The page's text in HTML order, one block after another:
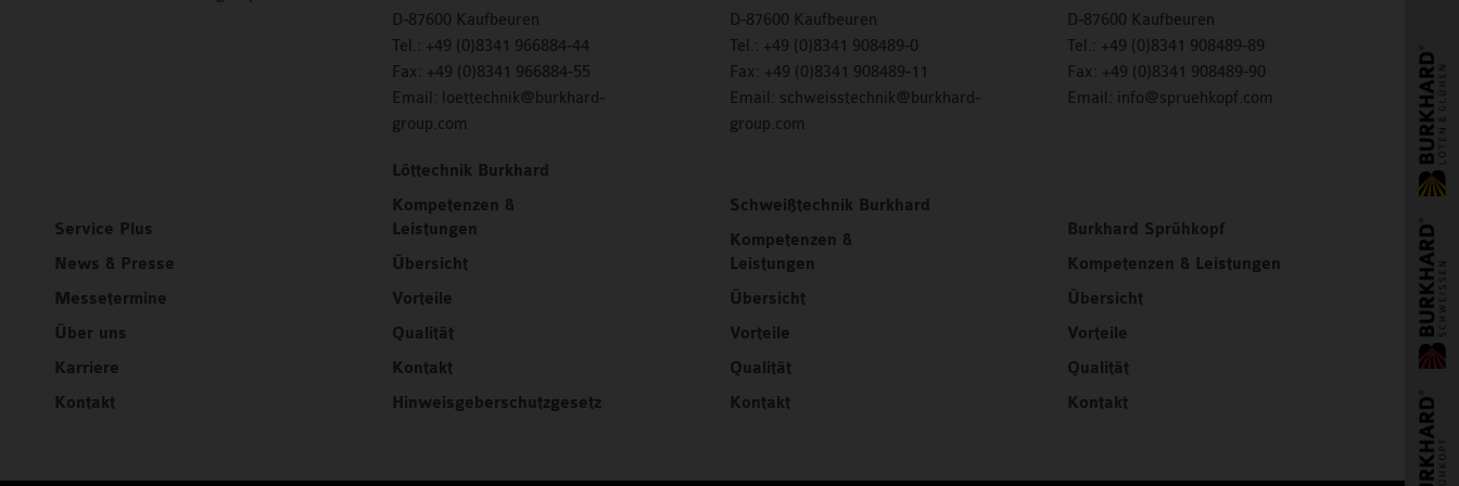
Service Plus
News & Presse
Messetermine
Über uns
Karriere
Kontakt
D-87600 Kaufbeuren
Tel.: +49 (0)8341 966884-44
Fax: +49 (0)8341 966884-55
Email: loettechnik@burkhard-
group.com
Löttechnik Burkhard
Kompetenzen &
Leistungen
Übersicht
Vorteile
Qualität
Kontakt
Hinweisgeberschutzgesetz
D-87600 Kaufbeuren
Tel.: +49 (0)8341 908489-0
Fax: +49 (0)8341 908489-11
Email: schweisstechnik@burkhard-
group.com
Schweißtechnik Burkhard
Kompetenzen &
Leistungen
Übersicht
Vorteile
Qualität
Kontakt
D-87600 Kaufbeuren
Tel.: +49 (0)8341 908489-89
Fax: +49 (0)8341 908489-90
Email: info@spruehkopf.com
Burkhard Sprühkopf
Kompetenzen & Leistungen
Übersicht
Vorteile
Qualität
Kontakt